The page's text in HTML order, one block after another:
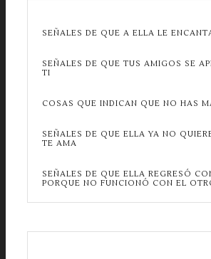
SEÑALES DE QUE A ELLA LE
SEÑALES DE QUE TUS AMIGOS SE
TI
COSAS QUE INDICAN QUE NO HAS
SEÑALES DE QUE ELLA YA NO
TE AMA
SEÑALES DE QUE ELLA REGRESÓ
PORQUE NO FUNCIONÓ CON EL